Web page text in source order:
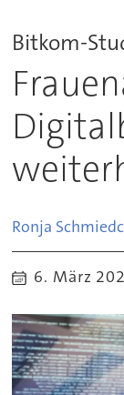
Bitkom-
Ronja
6. März